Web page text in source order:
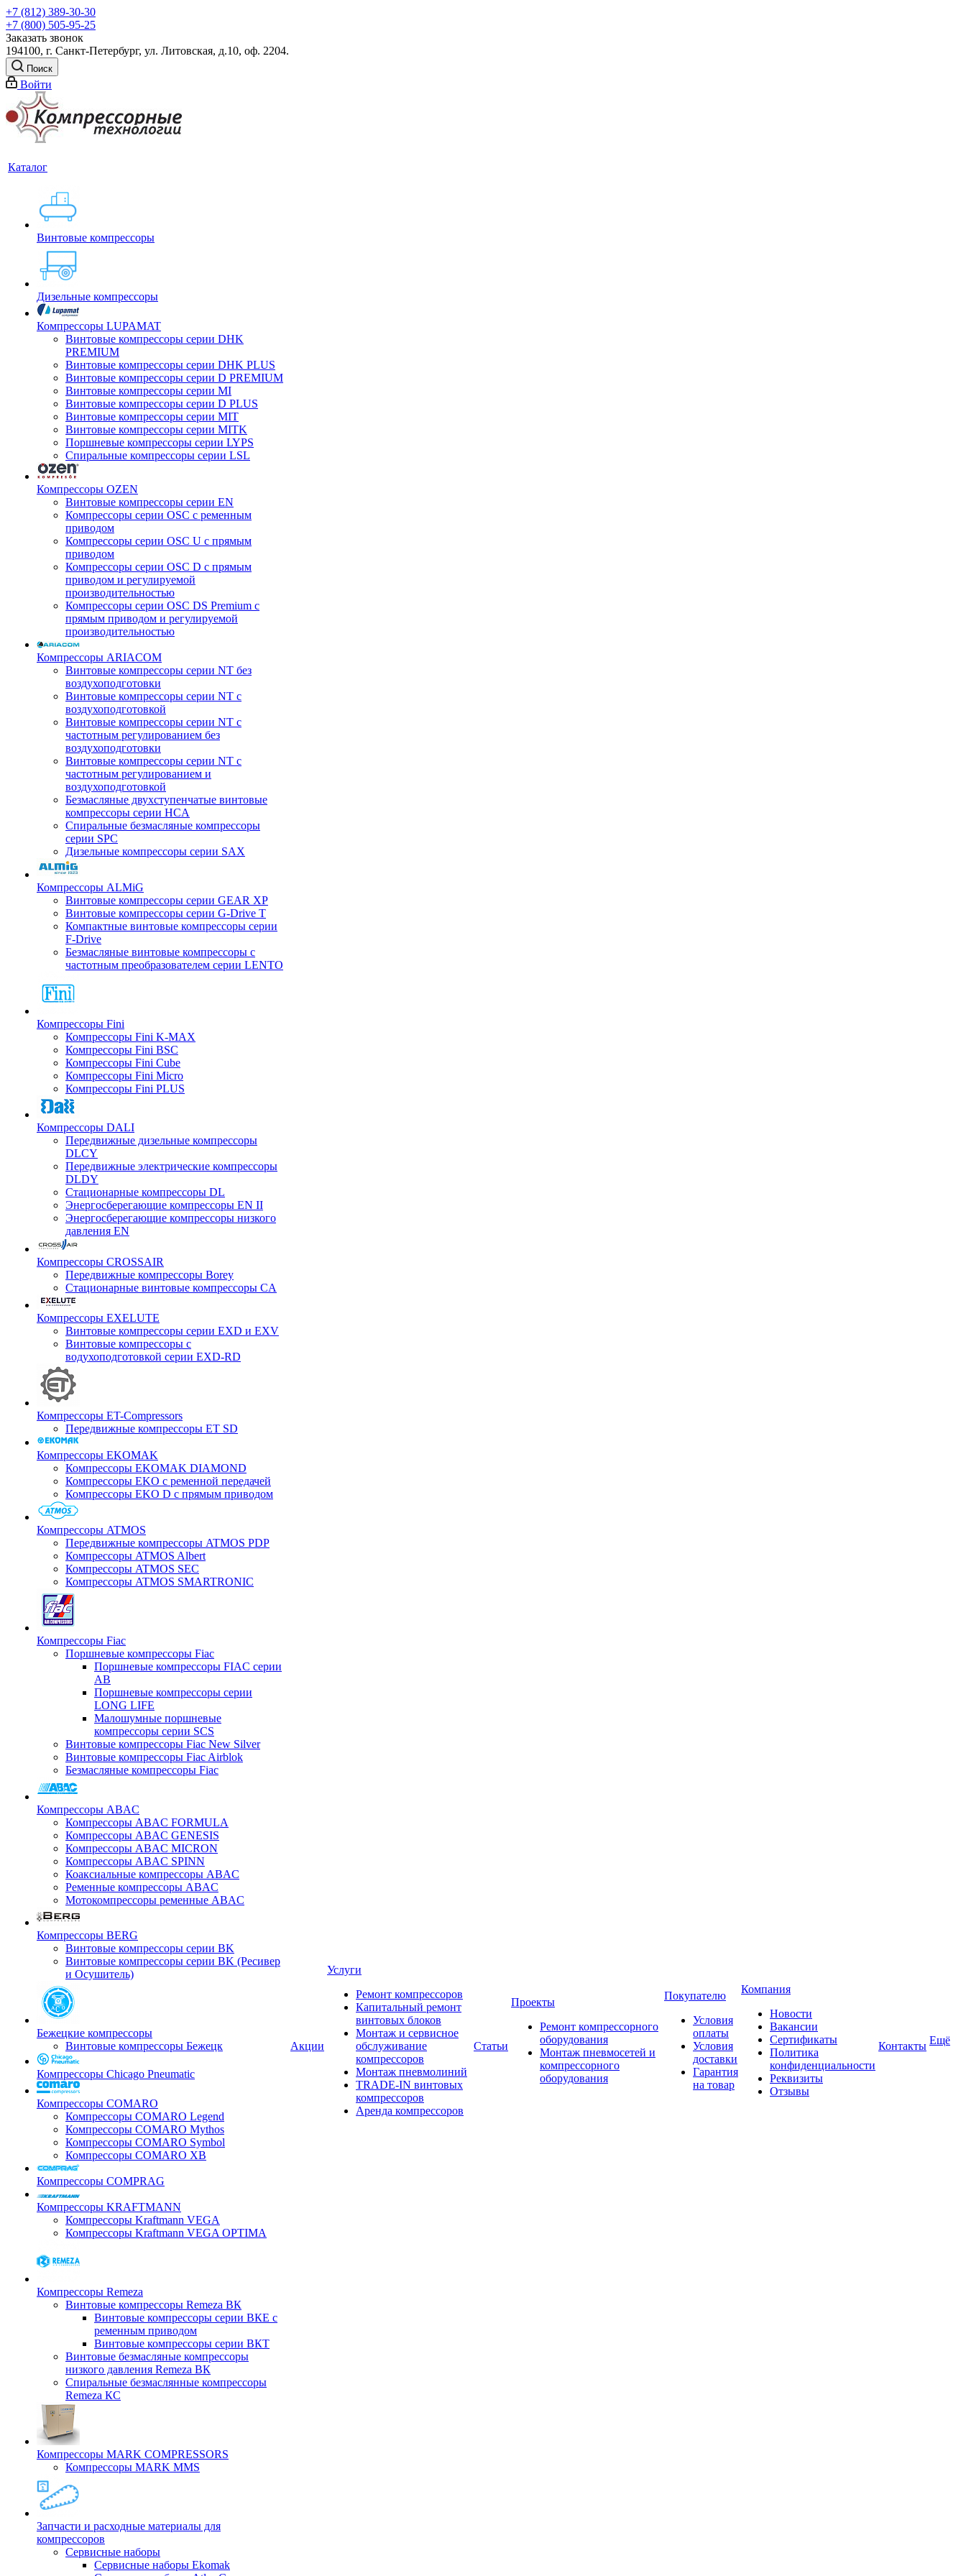
+7 (812) 389-30-30
+7 (800) 505-95-25
Заказать звонок
194100, г. Санкт-Петербург, ул. Литовская, д.10, оф. 2204.
Поиск
Войти
Каталог
Винтовые компрессоры
Дизельные компрессоры
Компрессоры LUPAMAT
Винтовые компрессоры серии DHK
PREMIUM
Винтовые компрессоры серии DHK PLUS
Винтовые компрессоры серии D PREMIUM
Винтовые компрессоры серии MI
Винтовые компрессоры серии D PLUS
Винтовые компрессоры серии MIT
Винтовые компрессоры серии MITK
Поршневые компрессоры серии LYPS
Спиральные компрессоры серии LSL
Компрессоры OZEN
Винтовые компрессоры серии EN
Компрессоры серии OSC с ременным
приводом
Компрессоры серии OSC U с прямым
приводом
Компрессоры серии OSC D с прямым
приводом и регулируемой
производительностью
Компрессоры серии OSC DS Premium с
прямым приводом и регулируемой
производительностью
Компрессоры ARIACOM
Винтовые компрессоры серии NT без
воздухоподготовки
Винтовые компрессоры серии NT c
воздухоподготовкой
Винтовые компрессоры серии NT с
частотным регулированием без
воздухоподготовки
Винтовые компрессоры серии NT с
частотным регулированием и
воздухоподготовкой
Безмасляные двухступенчатые винтовые
компрессоры серии HCA
Спиральные безмасляные компрессоры
серии SPC
Дизельные компрессоры серии SAX
Компрессоры ALMiG
Винтовые компрессоры серии GEAR XP
Винтовые компрессоры серии G-Drive T
Компактные винтовые компрессоры серии
F-Drive
Безмасляные винтовые компрессоры с
частотным преобразователем серии LENTO
Компрессоры Fini
Компрессоры Fini K-MAX
Компрессоры Fini BSC
Компрессоры Fini Cube
Компрессоры Fini Micro
Компрессоры Fini PLUS
Компрессоры DALI
Передвижные дизельные компрессоры
DLCY
Передвижные электрические компрессоры
DLDY
Стационарные компрессоры DL
Энергосберегающие компрессоры EN II
Энергосберегающие компрессоры низкого
давления EN
Компрессоры CROSSAIR
Передвижные компрессоры Borey
Стационарные винтовые компрессоры CA
Компрессоры EXELUTE
Винтовые компрессоры серии EXD и EXV
Винтовые компрессоры с
водухоподготовкой серии EXD-RD
Компрессоры ET-Compressors
Передвижные компрессоры ET SD
Компрессоры EKOMAK
Компрессоры EKOMAK DIAMOND
Компрессоры EKO c ременной передачей
Компрессоры EKO D с прямым приводом
Компрессоры ATMOS
Передвижные компрессоры ATMOS PDP
Компрессоры ATMOS Albert
Компрессоры ATMOS SEC
Компрессоры ATMOS SMARTRONIC
Компрессоры Fiac
Поршневые компрессоры Fiac
Поршневые компрессоры FIAC серии
AB
Поршневые компрессоры серии
LONG LIFE
Малошумные поршневые
компрессоры серии SCS
Винтовые компрессоры Fiac New Silver
Винтовые компрессоры Fiac Airblok
Безмасляные компрессоры Fiac
Компрессоры ABAC
Компрессоры ABAC FORMULA
Компрессоры ABAC GENESIS
Компрессоры ABAC MICRON
Компрессоры ABAC SPINN
Коаксиальные компрессоры ABAC
Ременные компрессоры ABAC
Мотокомпрессоры ременные ABAC
Компрессоры BERG
Винтовые компрессоры серии BK
Винтовые компрессоры серии BK (Ресивер
и Осушитель)
Бежецкие компрессоры
Винтовые компрессоры Бежецк
Компрессоры Chicago Pneumatic
Компрессоры COMARO
Компрессоры COMARO Legend
Компрессоры COMARO Mythos
Компрессоры COMARO Symbol
Компрессоры COMARO XB
Компрессоры COMPRAG
Компрессоры KRAFTMANN
Компрессоры Kraftmann VEGA
Компрессоры Kraftmann VEGA OPTIMA
Компрессоры Remeza
Винтовые компрессоры Remeza ВК
Винтовые компрессоры серии ВКЕ с
ременным приводом
Винтовые компрессоры серии ВКТ
Винтовые безмасляные компрессоры
низкого давления Remeza ВК
Спиральные безмаслянные компрессоры
Remeza КС
Компрессоры MARK COMPRESSORS
Компрессоры MARK MMS
Запчасти и расходные материалы для
компрессоров
Cервисные наборы
Сервисные наборы Ekomak
Акции
Услуги
Ремонт компрессоров
Капитальный ремонт
винтовых блоков
Монтаж и сервисное
обслуживание
компрессоров
Монтаж пневмолиний
TRADE-IN винтовых
компрессоров
Аренда компрессоров
Статьи
Проекты
Ремонт компрессорного
оборудования
Монтаж пневмосетей и
компрессорного
оборудования
Покупателю
Условия
оплаты
Условия
доставки
Гарантия
на товар
Компания
Новости
Вакансии
Сертификаты
Политика
конфиденциальности
Реквизиты
Отзывы
Контакты Ещё